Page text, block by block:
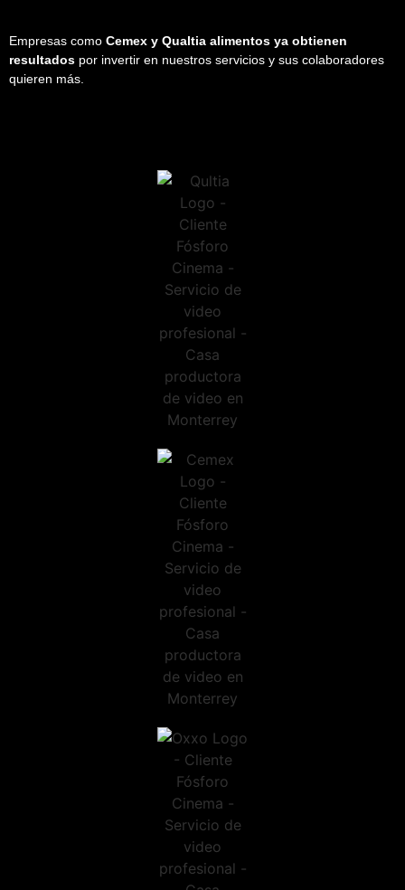
Empresas como Cemex y Qualtia alimentos ya obtienen
resultados por invertir en nuestros servicios y sus colaboradores
quieren más.